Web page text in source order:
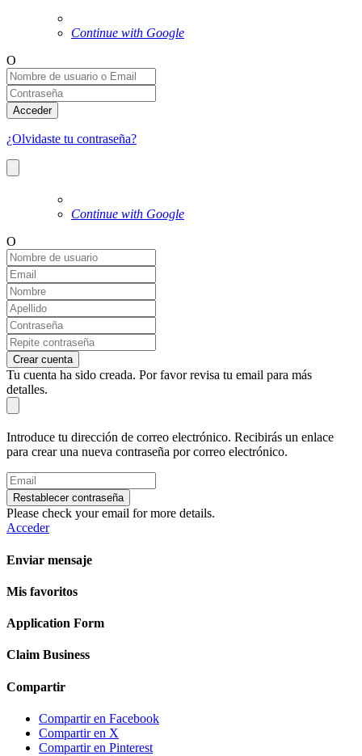
Continue with Google
O
Acceder
¿Olvidaste tu contraseña?
Continue with Google
O
Crear cuenta
Tu cuenta ha sido creada. Por favor revisa tu email para más
detalles.
Introduce tu dirección de correo electrónico. Recibirás un enlace
para crear una nueva contraseña por correo electrónico.
Restablecer contraseña
Please check your email for more details.
Acceder
Enviar mensaje
Mis favoritos
Application Form
Claim Business
Compartir
Compartir en Facebook
Compartir en X
Compartir en Pinterest